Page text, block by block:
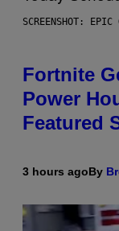
SCREENSHOT: EPIC
Fortnite
Power
Featured
3 hours agoBy